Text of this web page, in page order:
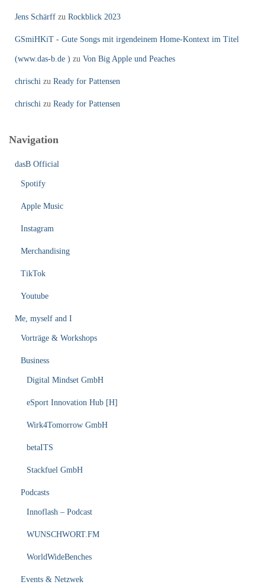
Jens Schärff zu Rockblick 2023
GSmiHKiT - Gute Songs mit irgendeinem Home-Kontext im Titel
(www.das-b.de ) zu Von Big Apple und Peaches
chrischi zu Ready for Pattensen
chrischi zu Ready for Pattensen
Navigation
dasB Official
Spotify
Apple Music
Instagram
Merchandising
TikTok
Youtube
Me, myself and I
Vorträge & Workshops
Business
Digital Mindset GmbH
eSport Innovation Hub [H]
Wirk4Tomorrow GmbH
betaITS
Stackfuel GmbH
Podcasts
Innoflash – Podcast
WUNSCHWORT.FM
WorldWideBenches
Events & Netzwek